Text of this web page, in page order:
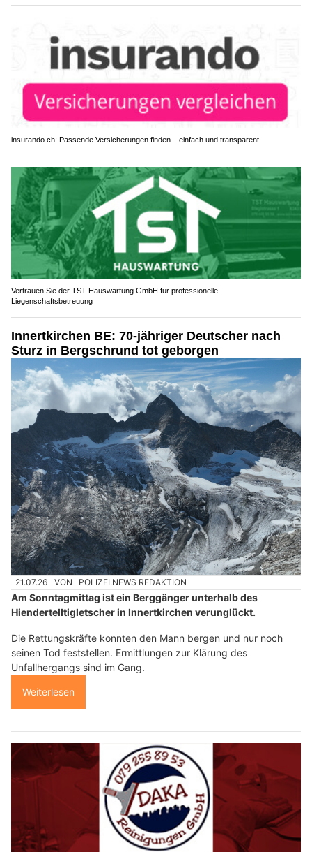
insurando.ch: Passende Versicherungen finden – einfach und transparent
Vertrauen Sie der TST Hauswartung GmbH für professionelle
Liegenschaftsbetreuung
Innertkirchen BE: 70-jähriger Deutscher nach
Sturz in Bergschrund tot geborgen
21.07.26 VON POLIZEI.NEWS REDAKTION
Am Sonntagmittag ist ein Berggänger unterhalb des
Hiendertelltigletscher in Innertkirchen verunglückt.
Die Rettungskräfte konnten den Mann bergen und nur noch
seinen Tod feststellen. Ermittlungen zur Klärung des
Unfallhergangs sind im Gang.
Weiterlesen